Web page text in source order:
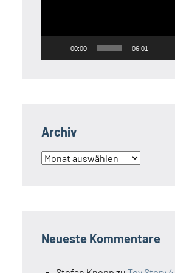
00:00 06:01
Archiv
Archiv
Neueste Kommentare